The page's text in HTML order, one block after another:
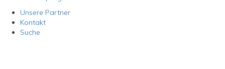
Unsere Partner
Kontakt
Suche